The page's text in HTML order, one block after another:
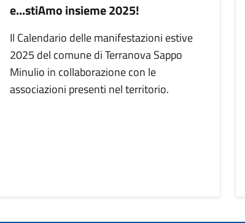
e...stiAmo insieme 2025!
Il Calendario delle manifestazioni estive
2025 del comune di Terranova Sappo
Minulio in collaborazione con le
associazioni presenti nel territorio.